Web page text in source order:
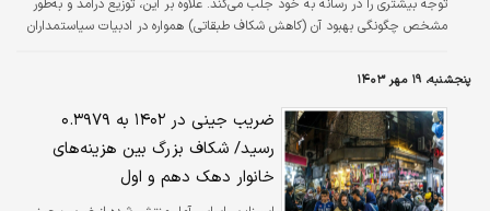
توجه بیشتری را در رسانه به خود جلب می‌کند. علاوه بر این، توزیع درآمد و به‌طور
مشخص چگونگی بهبود آن (کاهش شکاف طبقاتی) همواره در ادبیات سیاستمداران
اجتماعی نیز به این مقوله توجه و واکنش بیشتری نشان داده‌اند. دولت‌های رفاه نیز
در راستای همین دغدغه‌های سیاسی و اجتماعی به منصه ظهور رسیده‌اند.
پنجشنبه، ۱۹ مهر ۱۴۰۳
ضریب جینی در ۱۴۰۲ به ۰.۳۹۷۹
رسید/ شکاف بزرگ بین هزینه‌های
خانوار دهک دهم و اول